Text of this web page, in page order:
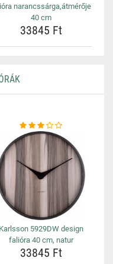
narancssárga,átmérője
40 cm
33845 Ft
Karlsson 5929DW design
falióra 40 cm, natur
33845 Ft